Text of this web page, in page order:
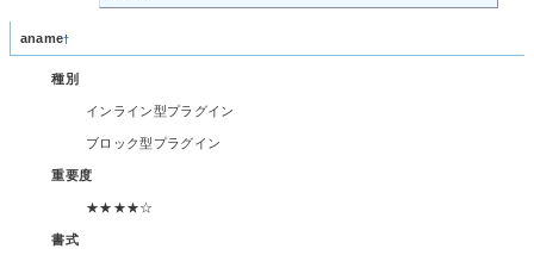
aname†
種別
インライン型プラグイン
ブロック型プラグイン
重要度
★★★★☆
書式